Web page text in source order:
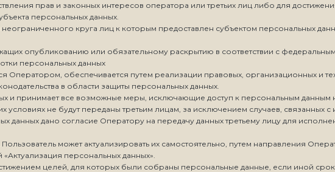
прав и законных интересов оператора или третьих лиц либо для
персональных данных.
круга лиц к которым предоставлен субъектом персональных
опубликованию или обязательному раскрытию в соответствии с
персональных данных
Оператором, обеспечивается путем реализации правовых, организационных и
в области защиты персональных данных.
и принимает все возможные меры, исключающие доступ к персональным
условиях не будут переданы третьим лицам, за исключением случаев, связанных
данных дано согласие Оператору на передачу данных третьему лицу для
может актуализировать их самостоятельно, путем направления
«Актуализация персональных данных».
целей, для которых были собраны персональные данные, если иной